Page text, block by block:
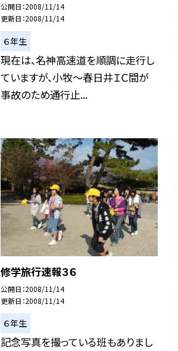
公開日 2008/11/14
更新日 2008/11/14
６年生
現在は、名神高速道を順調に走行し
ていますが、小牧〜春日井ＩＣ間が
事故のため通行止...
修学旅行速報３６
公開日 2008/11/14
更新日 2008/11/14
６年生
記念写真を撮っている班もありまし